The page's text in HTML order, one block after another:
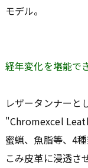
モデル。
経年変化を堪能で
レザータンナーと
"Chromexcel
蜜蝋、魚脂等、4
こみ皮革に浸透さ